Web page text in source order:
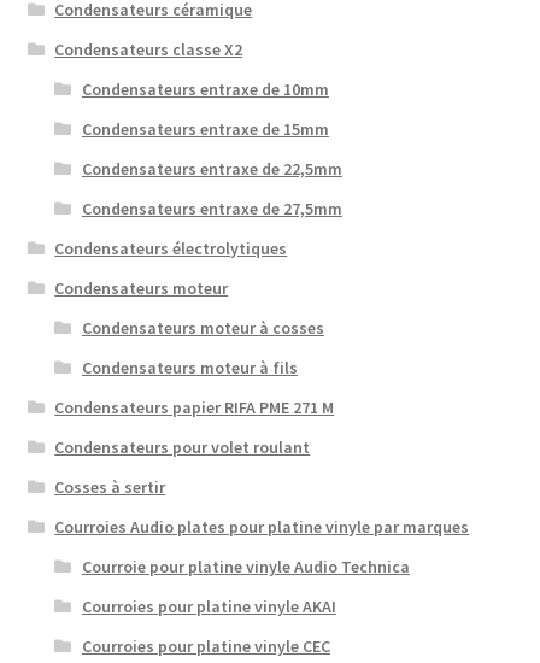
Condensateurs céramique
Condensateurs classe X2
Condensateurs entraxe de 10mm
Condensateurs entraxe de 15mm
Condensateurs entraxe de 22,5mm
Condensateurs entraxe de 27,5mm
Condensateurs électrolytiques
Condensateurs moteur
Condensateurs moteur à cosses
Condensateurs moteur à fils
Condensateurs papier RIFA PME 271 M
Condensateurs pour volet roulant
Cosses à sertir
Courroies Audio plates pour platine vinyle par marques
Courroie pour platine vinyle Audio Technica
Courroies pour platine vinyle AKAI
Courroies pour platine vinyle CEC